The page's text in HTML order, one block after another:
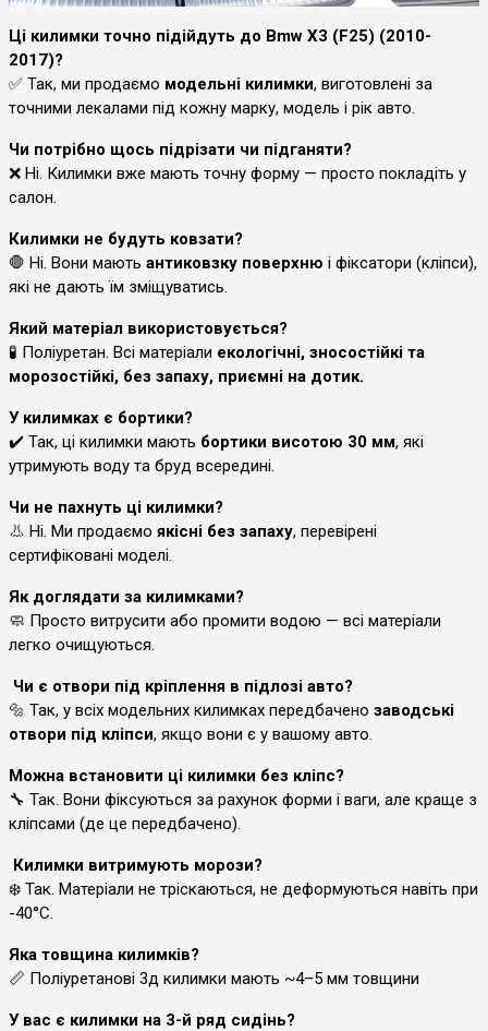
Ці килимки точно підійдуть до Bmw X3 (F25) (2010-
2017)?
✅ Так, ми продаємо модельні килимки, виготовлені за
точними лекалами під кожну марку, модель і рік авто.
Чи потрібно щось підрізати чи підганяти?
❌ Ні. Килимки вже мають точну форму — просто покладіть у
салон.
Килимки не будуть ковзати?
🛑 Ні. Вони мають антиковзку поверхню і фіксатори (кліпси),
які не дають їм зміщуватись.
Який матеріал використовується?
🧪 Поліуретан. Всі матеріали екологічні, зносостійкі та
морозостійкі, без запаху, приємні на дотик.
У килимках є бортики?
✔️ Так, ці килимки мають бортики висотою 30 мм, які
утримують воду та бруд всередині.
Чи не пахнуть ці килимки?
👃 Ні. Ми продаємо якісні без запаху, перевірені
сертифіковані моделі.
Як доглядати за килимками?
🧼 Просто витрусити або промити водою — всі матеріали
легко очищуються.
Чи є отвори під кріплення в підлозі авто?
🔩 Так, у всіх модельних килимках передбачено заводські
отвори під кліпси, якщо вони є у вашому авто.
Можна встановити ці килимки без кліпс?
🔧 Так. Вони фіксуються за рахунок форми і ваги, але краще з
кліпсами (де це передбачено).
Килимки витримують морози?
❄️ Так. Матеріали не тріскаються, не деформуються навіть при
-40°C.
Яка товщина килимків?
📏 Поліуретанові 3д килимки мають ~4–5 мм товщини
У вас є килимки на 3-й ряд сидінь?